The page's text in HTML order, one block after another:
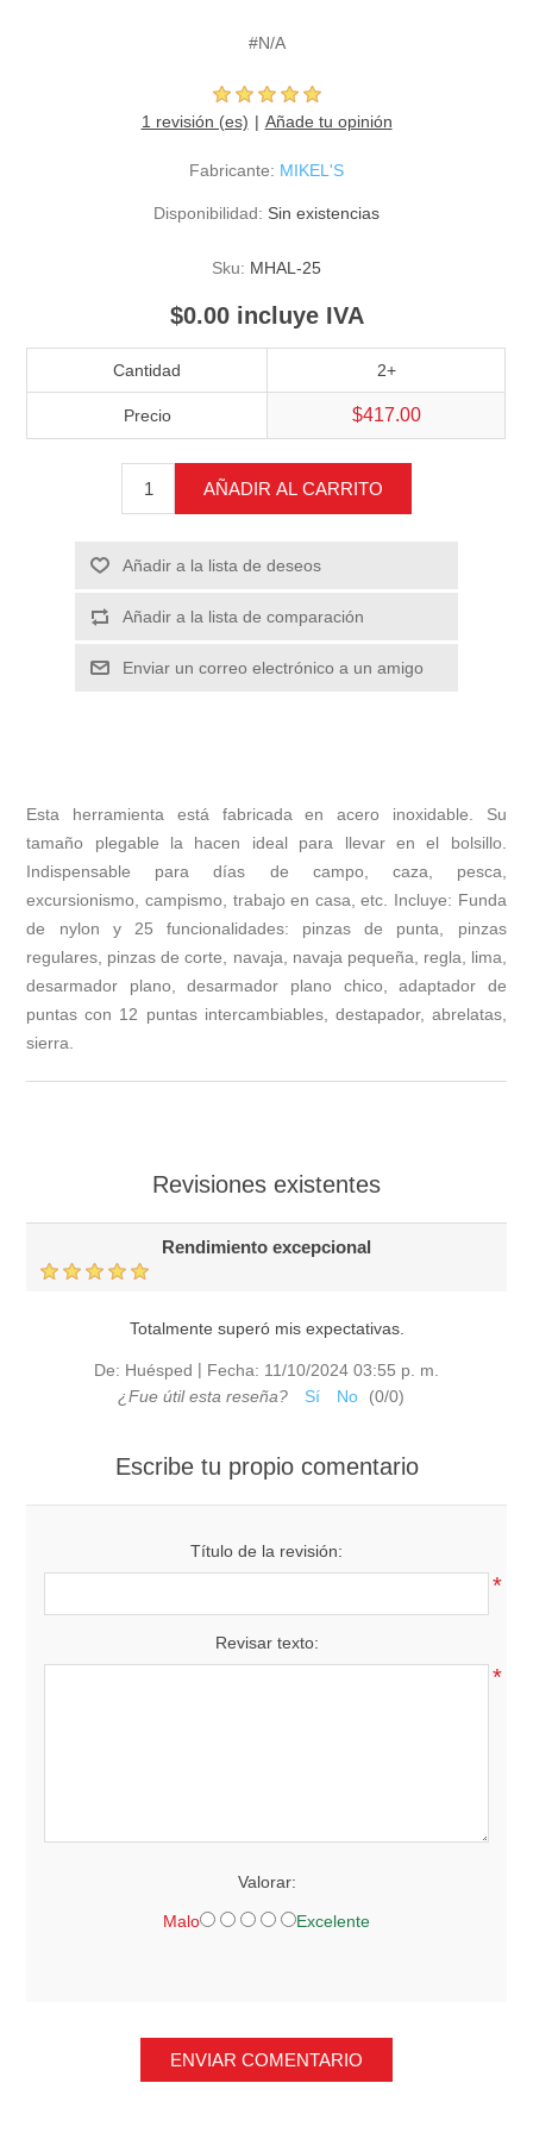
#N/A
1 revisión (es) Añade tu opinión
Fabricante: MIKEL'S
Disponibilidad: Sin existencias
Sku: MHAL-25
$0.00 incluye IVA
Cantidad 2+
Precio $417.00
AÑADIR AL CARRITO
Añadir a la lista de deseos
Añadir a la lista de comparación
Enviar un correo electrónico a un amigo
Esta herramienta está fabricada en acero inoxidable. Su
tamaño plegable la hacen ideal para llevar en el bolsillo.
Indispensable para días de campo, caza, pesca,
excursionismo, campismo, trabajo en casa, etc. Incluye: Funda
de nylon y 25 funcionalidades: pinzas de punta, pinzas
regulares, pinzas de corte, navaja, navaja pequeña, regla, lima,
desarmador plano, desarmador plano chico, adaptador de
puntas con 12 puntas intercambiables, destapador, abrelatas,
sierra.
Revisiones existentes
Rendimiento excepcional
Totalmente superó mis expectativas.
De: Huésped | Fecha: 11/10/2024 03:55 p. m.
¿Fue útil esta reseña?
Sí No (0/0)
Escribe tu propio comentario
Título de la revisión:
*
Revisar texto:
*
Valorar:
Malo Excelente
ENVIAR COMENTARIO